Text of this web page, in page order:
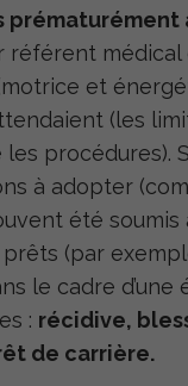
prématurément
référent
et
(les
procédures).
à adopter
été
prêts (par
le cadre
: récidive,
de carrière.